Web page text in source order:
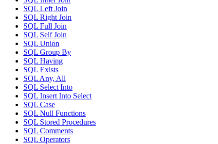
SQL Left Join
SQL Right Join
SQL Full Join
SQL Self Join
SQL Union
SQL Group By
SQL Having
SQL Exists
SQL Any, All
SQL Select Into
SQL Insert Into Select
SQL Case
SQL Null Functions
SQL Stored Procedures
SQL Comments
SQL Operators